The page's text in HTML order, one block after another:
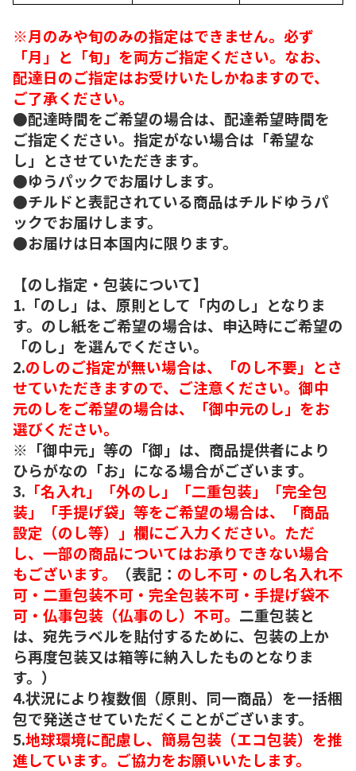
※月のみや旬のみの指定はできません。必ず
「月」と「旬」を両方ご指定ください。なお、
配達日のご指定はお受けいたしかねますので、
ご了承ください。
●配達時間をご希望の場合は、配達希望時間を
ご指定ください。指定がない場合は「希望な
し」とさせていただきます。
●ゆうパックでお届けします。
●チルドと表記されている商品はチルドゆうパ
ックでお届けします。
●お届けは日本国内に限ります。
【のし指定・包装について】
1.「のし」は、原則として「内のし」となりま
す。のし紙をご希望の場合は、申込時にご希望の
「のし」を選んでください。
2.のしのご指定が無い場合は、「のし不要」とさ
せていただきますので、ご注意ください。御中
元のしをご希望の場合は、「御中元のし」をお
選びください。
※「御中元」等の「御」は、商品提供者により
ひらがなの「お」になる場合がございます。
3. 「名入れ」「外のし」「二重包装」「完全包
装」「手提げ袋」等をご希望の場合は、「商品
設定（のし等）」欄にご入力ください。ただ
し、一部の商品についてはお承りできない場合
もございます。
（表記： のし不可・のし名入れ不
可・二重包装不可・完全包装不可・手提げ袋不
可・仏事包装（仏事のし）不可。 二重包装と
は、宛先ラベルを貼付するために、包装の上か
ら再度包装又は箱等に納入したものとなりま
す。）
4.状況により複数個（原則、同一商品）を一括梱
包で発送させていただくことがございます。
5.地球環境に配慮し、簡易包装（エコ包装）を推
進しています。ご協力をお願いいたします。